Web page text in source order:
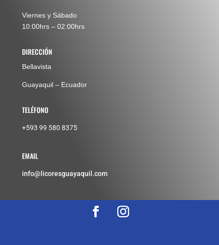
Viernes y Sábado
10:00hrs – 02:00hrs
DIRECCIÓN
Bellavista
Guayaquil – Ecuador
TELÉFONO
+593 99 580 8375
EMAIL
info@licoresguayaquil.com